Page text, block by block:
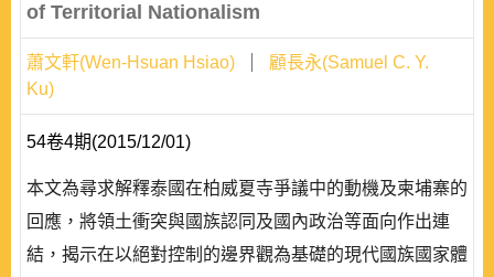
of Territorial Nationalism
蕭文軒(Wen-Hsuan Hsiao)
顧長永(Samuel C. Y.
Ku)
54卷4期(2015/12/01)
本文為尋求解釋泰國在柏威夏寺爭議中的動機及柬埔寨的
回應，將領土衝突與國族認同及國內政治等面向作出連
結，揭示在以絕對控制的邊界觀為基礎的現代國族國家體